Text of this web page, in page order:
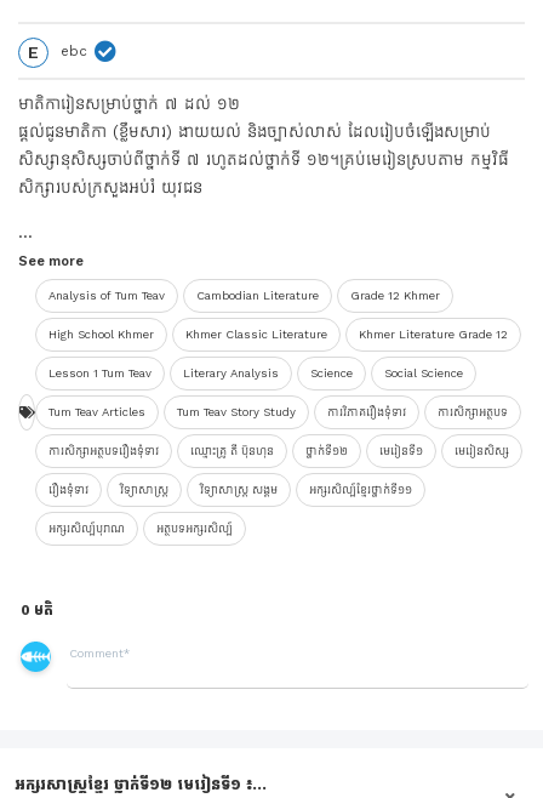
E ebc
មាតិការៀនសម្រាប់ថ្នាក់ ៧ ដល់ ១២
ផ្ដល់ជូនមាតិកា (ខ្លឹមសារ) ងាយយល់ និងច្បាស់លាស់ ដែលរៀបចំឡើងសម្រាប់
សិស្សានុសិស្សចាប់ពីថ្នាក់ទី ៧ រហូតដល់ថ្នាក់ទី ១២។គ្រប់មេរៀនស្របតាម កម្មវិធី
សិក្សារបស់ក្រសួងអប់រំ យុវជន
...
See more
Analysis of Tum Teav Cambodian Literature Grade 12 Khmer
High School Khmer Khmer Classic Literature Khmer Literature Grade 12
Lesson 1 Tum Teav Literary Analysis Science Social Science
Tum Teav Articles Tum Teav Story Study ការវិភាគរឿងទុំទាវ ការសិក្សាអត្ថបទ
ការសិក្សាអត្ថបទរឿងទុំទាវ ឈ្មោះគ្រូ តី​ ប៊ុនហុន ថ្នាក់ទី១២ មេរៀនទី១ មេរៀនសិស្ស
រឿងទុំទាវ វិទ្យាសាស្រ្ត វិទ្យាសាស្រ្ត សង្គម អក្សរសិល្ប៍ខ្មែរថ្នាក់ទី១១
អក្សរសិល្ប៍បុរាណ អត្ថបទអក្សរសិល្ប៍
0 មតិ
អក្សរសាស្រ្ដខ្មែរ ថ្នាក់ទី១២ មេរៀនទី១ ៖...